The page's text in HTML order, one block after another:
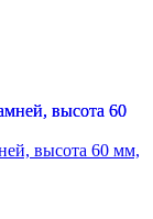
высота 60 мм,